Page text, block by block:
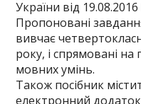
України від
Пропоновані
вивчає
року, і спрямовані на
мовних умінь.
Також посібник
електронний